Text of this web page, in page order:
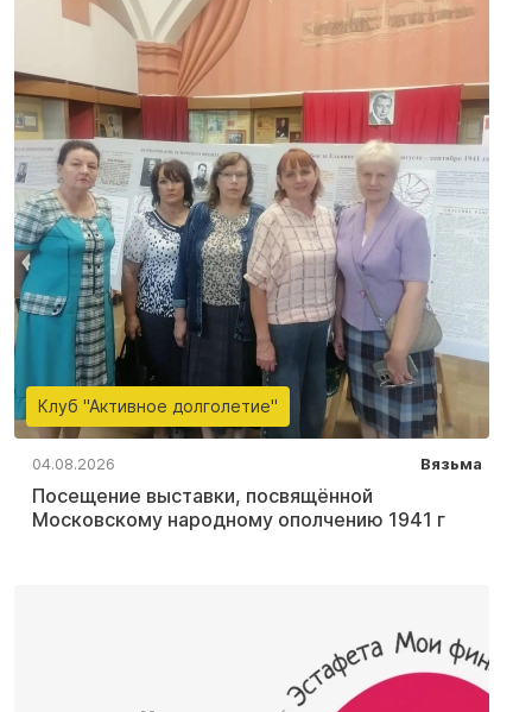
Клуб "Активное долголетие"
04.08.2026 Вязьма
Посещение выставки, посвящённой
Московскому народному ополчению 1941 г